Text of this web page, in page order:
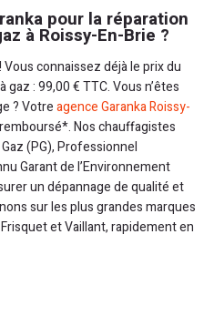
pour la réparation
à Roissy-En-Brie ?
Vous connaissez déjà le prix du
: 99,00 € TTC. Vous n’êtes
? Votreagence Garanka Roissy-
Nos chauffagistes
(PG), Professionnel
Garant de l’Environnement
un dépannage de qualité et
sur les plus grandes marques
et Vaillant, rapidement en